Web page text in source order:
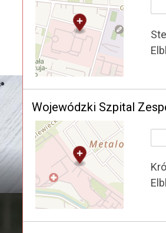
Wojewódzki Szpital